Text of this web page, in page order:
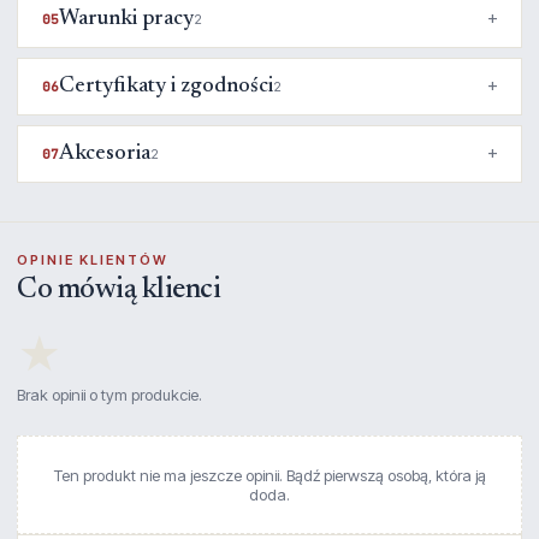
05Warunki pracy2
06Certyfikaty i zgodności2
07Akcesoria2
OPINIE KLIENTÓW
Co mówią klienci
Brak opinii o tym produkcie.
Ten produkt nie ma jeszcze opinii. Bądź pierwszą osobą, która ją
doda.